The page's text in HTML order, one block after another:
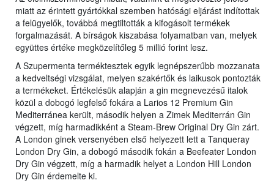
miatt az érintett gyártókkal szemben hatósági eljárást indítottak
a felügyelők, továbbá megtiltották a kifogásolt termékek
forgalmazását. A bírságok kiszabása folyamatban van, melyek
együttes értéke megközelítőleg 5 millió forint lesz.
A Szupermenta terméktesztek egyik legnépszerűbb mozzanata
a kedveltségi vizsgálat, melyen szakértők és laikusok pontozták
a termékeket. Értékelésük alapján a gin megnevezésű italok
közül a dobogó legfelső fokára a Larios 12 Premium Gin
Mediterránea került, második helyen a Zimek Mediterrán Gin
végzett, míg harmadikként a Steam-Brew Original Dry Gin zárt.
A London ginek versenyében első helyezett lett a Tanqueray
London Dry Gin, a dobogó második fokán a Beefeater London
Dry Gin végzett, míg a harmadik helyet a London Hill London
Dry Gin érdemelte ki.